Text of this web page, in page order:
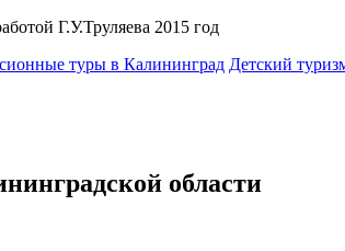
Г.У.Труляева 2015 год
туры в Калининград Детский
области